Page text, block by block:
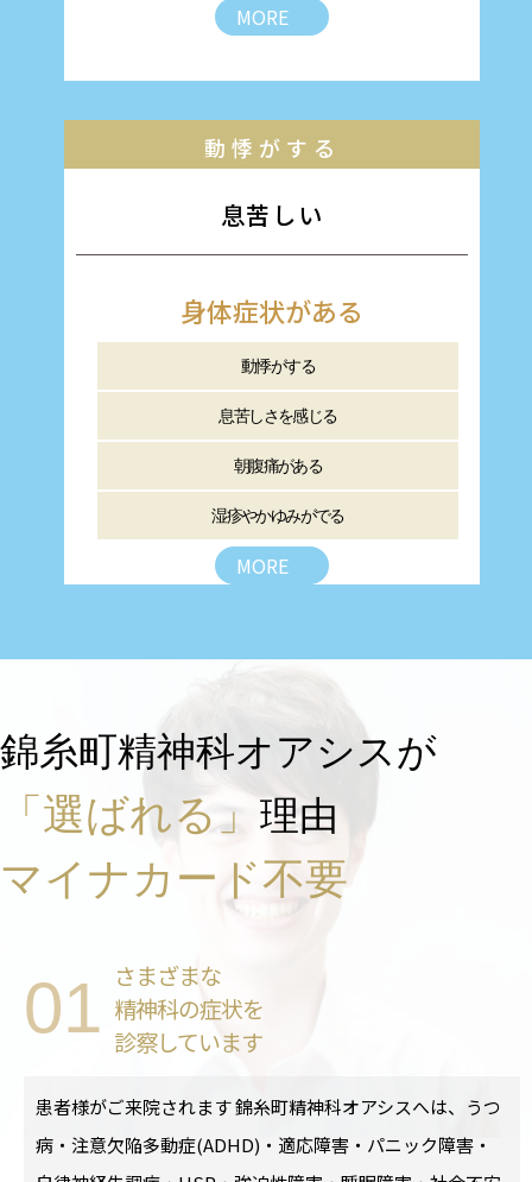
MORE
動悸がする
息苦しい
身体症状がある
動悸がする
息苦しさを感じる
朝腹痛がある
湿疹やかゆみがでる
MORE
錦糸町精神科オアシスが
「選ばれる」 理由
マイナカード不要
01 さまざまな
精神科の症状を
診察しています
患者様がご来院されます 錦糸町精神科オアシスへは、うつ
病・注意欠陥多動症(ADHD)・適応障害・パニック障害・